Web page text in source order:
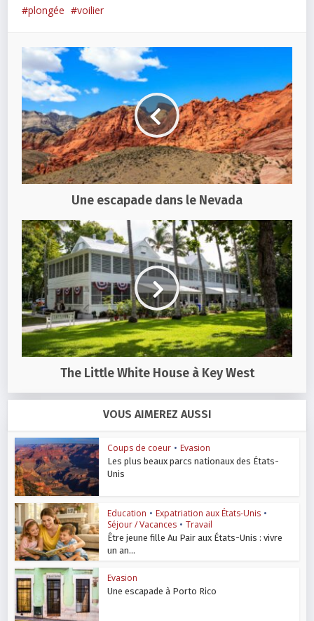
plongée
voilier
Une escapade dans le Nevada
The Little White House à Key West
VOUS AIMEREZ AUSSI
Coups de coeur • Evasion
Les plus beaux parcs nationaux des États-
Unis
Education • Expatriation aux États-Unis •
Séjour / Vacances • Travail
Être jeune fille Au Pair aux États-Unis : vivre
un an...
Evasion
Une escapade à Porto Rico